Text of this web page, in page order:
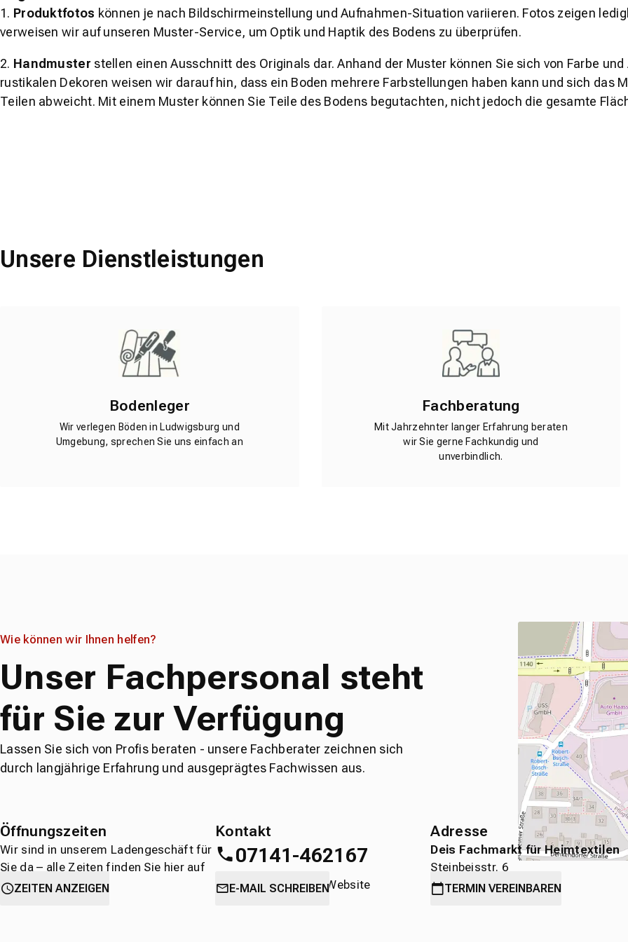
1. Produktfotos können je nach Bildschirmeinstellung und Aufnahmen-Situation variieren. Fotos zeigen
verweisen wir auf unseren Muster-Service, um Optik und Haptik des Bodens zu überprüfen.
2. Handmuster stellen einen Ausschnitt des Originals dar. Anhand der Muster können Sie sich von Farbe
rustikalen Dekoren weisen wir darauf hin, dass ein Boden mehrere Farbstellungen haben kann und sich das
Teilen abweicht. Mit einem Muster können Sie Teile des Bodens begutachten, nicht jedoch die gesamte
Unsere Dienstleistungen
Bodenleger
Wir verlegen Böden in Ludwigsburg und
Umgebung, sprechen Sie uns einfach an
Fachberatung
Mit Jahrzehnter langer Erfahrung beraten
wir Sie gerne Fachkundig und
unverbindlich.
Wie können wir Ihnen helfen?
Unser Fachpersonal steht
für Sie zur Verfügung
Lassen Sie sich von Profis beraten - unsere Fachberater zeichnen sich
durch langjährige Erfahrung und ausgeprägtes Fachwissen aus.
Öffnungszeiten
Wir sind in unserem Ladengeschäft für
Sie da – alle Zeiten finden Sie hier auf
einen Blick.
ZEITEN ANZEIGEN
Kontakt
07141-462167
oderdirekt über die Website
E-MAIL SCHREIBEN
Adresse
Deis Fachmarkt für Heimtextilen
Steinbeisstr. 6
71636 Ludwigsburg
TERMIN VEREINBAREN